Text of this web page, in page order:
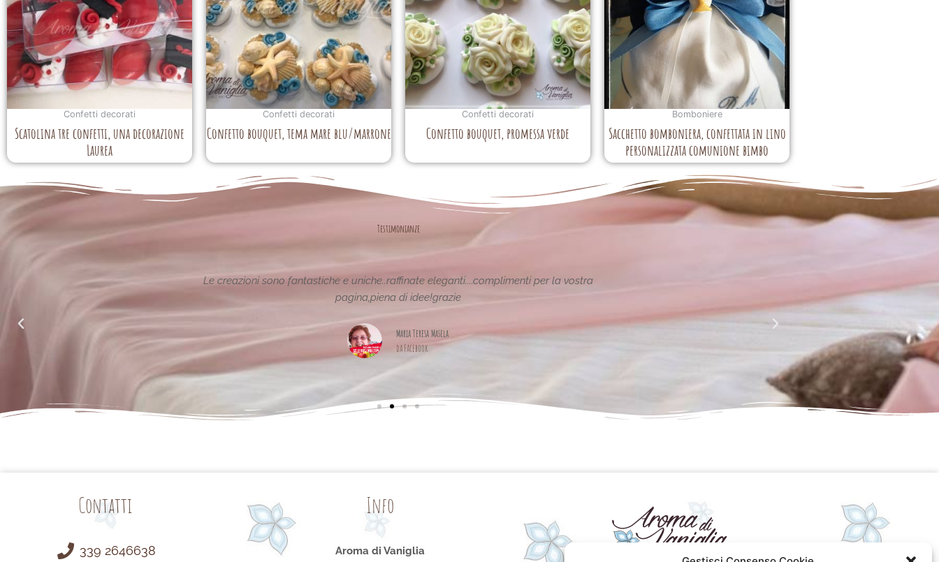
Confetti decorati
Scatolina tre confetti, una decorazione
Laurea
Confetti decorati
Confetto bouquet, tema mare blu/marrone
Confetti decorati
Confetto bouquet, promessa verde
Bomboniere
Sacchetto bomboniera, confettata in lino
personalizzata comunione bimbo
Testimonianze
reinterpretata in chiave
richieste di noi mamme.
Le creazioni sono fantastiche e uniche..raffinate eleganti....complimenti per la vostra
pagina,piena di idee!grazie
Maria Teresa Masela
da Facebook
La perfezione e l' armonia che è palese nei tuoi
Complimenti davvero!!!!
Giusy Rizzo
da Facebook
Contatti
339 2646638
Info
Aroma di Vaniglia